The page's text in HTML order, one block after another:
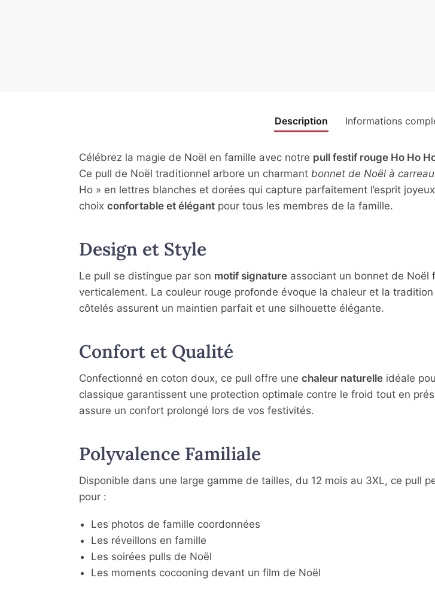
Description Informations
Célébrez la magie de Noël en famille avec notre pull festif rouge Ho Ho
Ce pull de Noël traditionnel arbore un charmant bonnet de Noël à
Ho » en lettres blanches et dorées qui capture parfaitement l’esprit
choix confortable et élégantpour tous les membres de la famille.
Design et Style
Le pull se distingue par son motif signatureassociant un bonnet de Noël
verticalement. La couleur rouge profonde évoque la chaleur et la
côtelés assurent un maintien parfait et une silhouette élégante.
Confort et Qualité
Confectionné en coton doux, ce pull offre une chaleur naturelleidéale
classique garantissent une protection optimale contre le froid tout en
assure un confort prolongé lors de vos festivités.
Polyvalence Familiale
Disponible dans une large gamme de tailles, du 12 mois au 3XL, ce pull
pour :
Les photos de famille coordonnées
Les réveillons en famille
Les soirées pulls de Noël
Les moments cocooning devant un film de Noël